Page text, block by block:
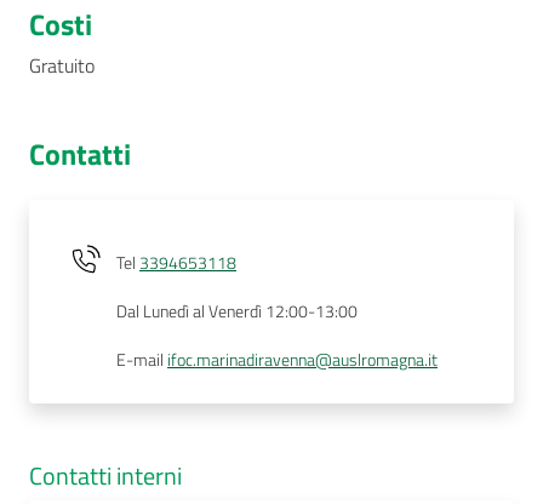
Costi
Gratuito
Contatti
Tel 3394653118
Dal Lunedì al Venerdì 12:00-13:00
E-mail ifoc.marinadiravenna@auslromagna.it
Contatti interni